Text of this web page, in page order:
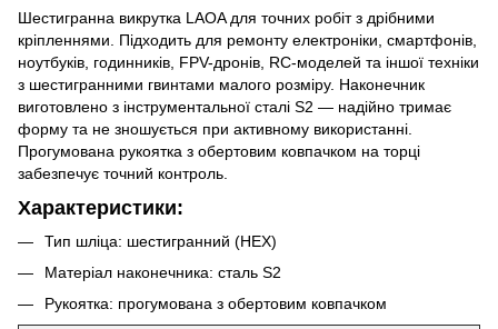
Шестигранна викрутка LAOA для точних робіт з дрібними
кріпленнями. Підходить для ремонту електроніки, смартфонів,
ноутбуків, годинників, FPV-дронів, RC-моделей та іншої техніки
з шестигранними гвинтами малого розміру. Наконечник
виготовлено з інструментальної сталі S2 — надійно тримає
форму та не зношується при активному використанні.
Прогумована рукоятка з обертовим ковпачком на торці
забезпечує точний контроль.
Характеристики:
Тип шліца: шестигранний (HEX)
Матеріал наконечника: сталь S2
Рукоятка: прогумована з обертовим ковпачком